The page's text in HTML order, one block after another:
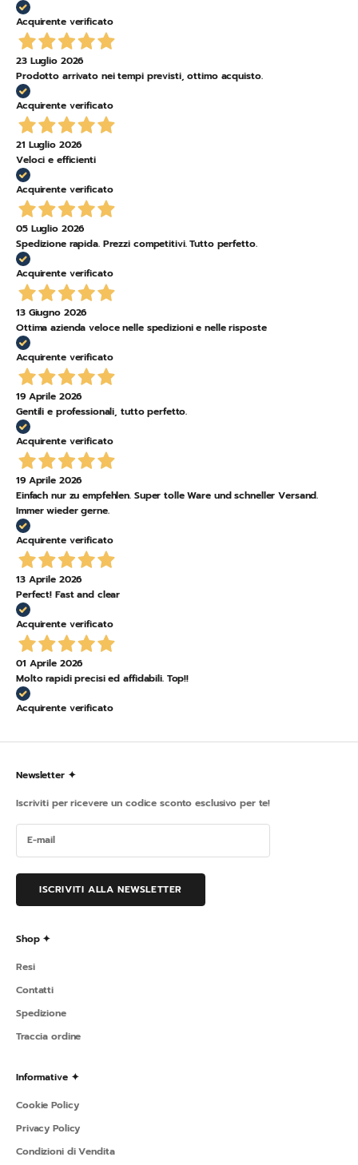
Acquirente verificato
23 Luglio 2026
Prodotto arrivato nei tempi previsti, ottimo acquisto.
Acquirente verificato
21 Luglio 2026
Veloci e efficienti
Acquirente verificato
05 Luglio 2026
Spedizione rapida. Prezzi competitivi. Tutto perfetto.
Acquirente verificato
13 Giugno 2026
Ottima azienda veloce nelle spedizioni e nelle risposte
Acquirente verificato
19 Aprile 2026
Gentili e professionali, tutto perfetto.
Acquirente verificato
19 Aprile 2026
Einfach nur zu empfehlen. Super tolle Ware und schneller Versand.
Immer wieder gerne.
Acquirente verificato
13 Aprile 2026
Perfect! Fast and clear
Acquirente verificato
01 Aprile 2026
Molto rapidi precisi ed affidabili. Top!!
Acquirente verificato
Newsletter ✦
Iscriviti per ricevere un codice sconto esclusivo per te!
ISCRIVITI ALLA NEWSLETTER
Shop ✦
Resi
Contatti
Spedizione
Traccia ordine
Informative ✦
Cookie Policy
Privacy Policy
Condizioni di Vendita